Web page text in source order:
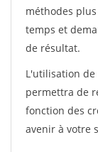
méthodes
temps et
de résultat.
L'utilisation de
permettra de
fonction des
avenir à votre